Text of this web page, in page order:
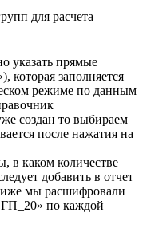
для расчета
указать прямые
которая заполняется
режиме по данным
создан то выбираем
после нажатия на
в каком количестве
добавить в отчет
мы расшифровали
ГП_20» по каждой